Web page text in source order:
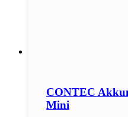
CONTEC
Mini